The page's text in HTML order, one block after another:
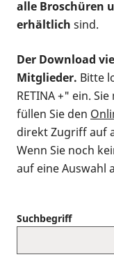
alle Broschüren
erhältlich sind.
Der Download
Mitglieder. Bitte
RETINA +" ein.
füllen Sie den
direkt Zugriff auf
Wenn Sie noch
auf eine Auswahl
Suchbegriff